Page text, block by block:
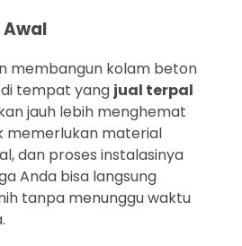
Awal
membangun kolam beton
tempat yang jual terpal
jauh lebih menghemat
memerlukan material
dan proses instalasinya
Anda bisa langsung
tanpa menunggu waktu